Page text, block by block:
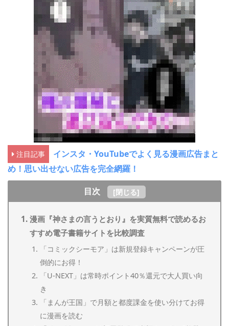
注目記事
インスタ・YouTubeでよく見る漫画広告まと
め！思い出せない広告を完全網羅！
目次
[閉じる]
漫画『神さまの言うとおり』を実質無料で読めるお
すすめ電子書籍サイトを比較調査
「コミックシーモア」は新規登録キャンペーンが圧
倒的にお得！
「U-NEXT」は常時ポイント40％還元で大人買い向
き
「まんが王国」で月額と都度課金を使い分けてお得
に漫画を読む